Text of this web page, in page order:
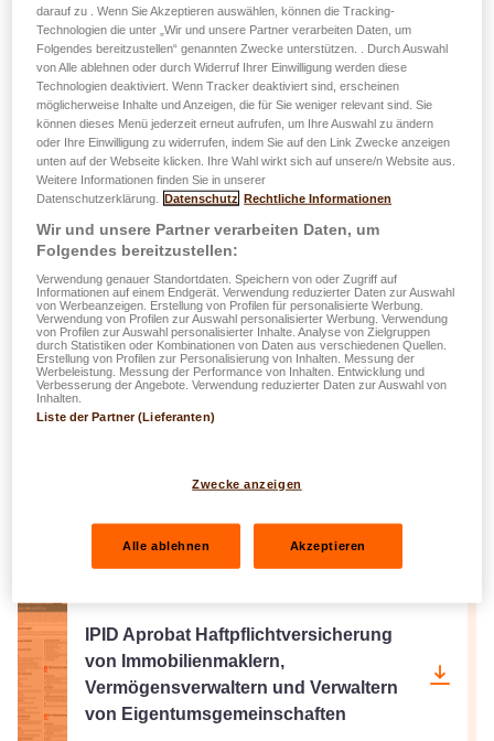
IPID easyPROTECT PRO -
Sachversicherungen
IPID easyPROTECT PRO -
Haftpflichtversicherungen
IPID Restschuldversicherung
IPID Aprobat Haftpflichtversicherung
von Immobilienmaklern,
Vermögensverwaltern und Verwaltern
von Eigentumsgemeinschaften
darauf zu . Wenn Sie Akzeptieren auswählen, können die Tracking-
Technologien die unter „Wir und unsere Partner verarbeiten Daten, um
Folgendes bereitzustellen“ genannten Zwecke unterstützen. . Durch Auswahl
von Alle ablehnen oder durch Widerruf Ihrer Einwilligung werden diese
Technologien deaktiviert. Wenn Tracker deaktiviert sind, erscheinen
möglicherweise Inhalte und Anzeigen, die für Sie weniger relevant sind. Sie
können dieses Menü jederzeit erneut aufrufen, um Ihre Auswahl zu ändern
oder Ihre Einwilligung zu widerrufen, indem Sie auf den Link Zwecke anzeigen
unten auf der Webseite klicken. Ihre Wahl wirkt sich auf unsere/n Website aus.
Weitere Informationen finden Sie in unserer
Datenschutzerklärung.
Datenschutz Rechtliche Informationen
Wir und unsere Partner verarbeiten Daten, um
Folgendes bereitzustellen:
Verwendung genauer Standortdaten. Speichern von oder Zugriff auf
Informationen auf einem Endgerät. Verwendung reduzierter Daten zur Auswahl
von Werbeanzeigen. Erstellung von Profilen für personalisierte Werbung.
Verwendung von Profilen zur Auswahl personalisierter Werbung. Verwendung
von Profilen zur Auswahl personalisierter Inhalte. Analyse von Zielgruppen
durch Statistiken oder Kombinationen von Daten aus verschiedenen Quellen.
Erstellung von Profilen zur Personalisierung von Inhalten. Messung der
Werbeleistung. Messung der Performance von Inhalten. Entwicklung und
Verbesserung der Angebote. Verwendung reduzierter Daten zur Auswahl von
Inhalten.
Liste der Partner (Lieferanten)
Zwecke anzeigen
Alle ablehnen Akzeptieren